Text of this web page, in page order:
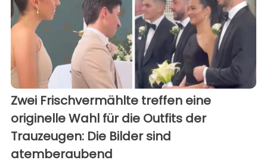
Zwei Frischvermählte treffen eine
originelle Wahl für die Outfits der
Trauzeugen: Die Bilder sind
atemberaubend